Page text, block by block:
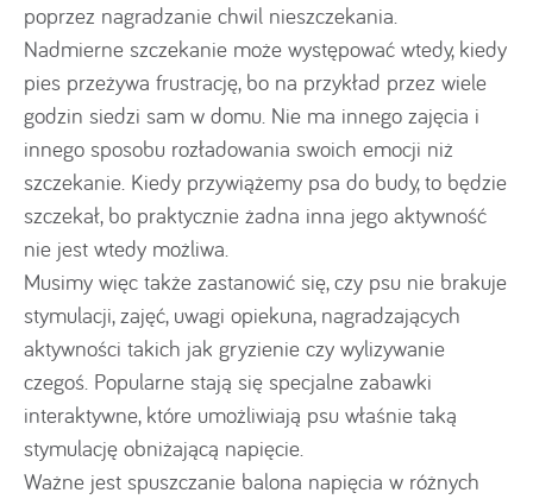
poprzez nagradzanie chwil nieszczekania.
Nadmierne szczekanie może występować wtedy, kiedy
pies przeżywa frustrację, bo na przykład przez wiele
godzin siedzi sam w domu. Nie ma innego zajęcia i
innego sposobu rozładowania swoich emocji niż
szczekanie. Kiedy przywiążemy psa do budy, to będzie
szczekał, bo praktycznie żadna inna jego aktywność
nie jest wtedy możliwa.
Musimy więc także zastanowić się, czy psu nie brakuje
stymulacji, zajęć, uwagi opiekuna, nagradzających
aktywności takich jak gryzienie czy wylizywanie
czegoś. Popularne stają się specjalne zabawki
interaktywne, które umożliwiają psu właśnie taką
stymulację obniżającą napięcie.
Ważne jest spuszczanie balona napięcia w różnych